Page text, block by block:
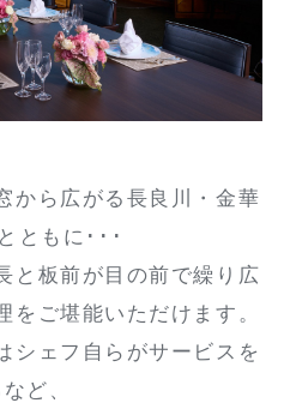
から広がる長良川・金華
ともに･･･
と板前が目の前で繰り広
をご堪能いただけます。
シェフ自らがサービスを
ど、